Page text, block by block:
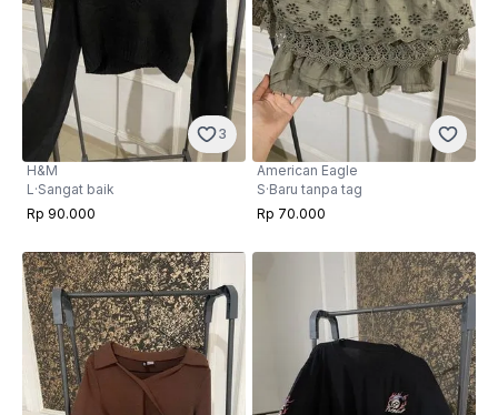
3
H&M
L·Sangat baik
Rp 90.000
American Eagle
S·Baru tanpa tag
Rp 70.000